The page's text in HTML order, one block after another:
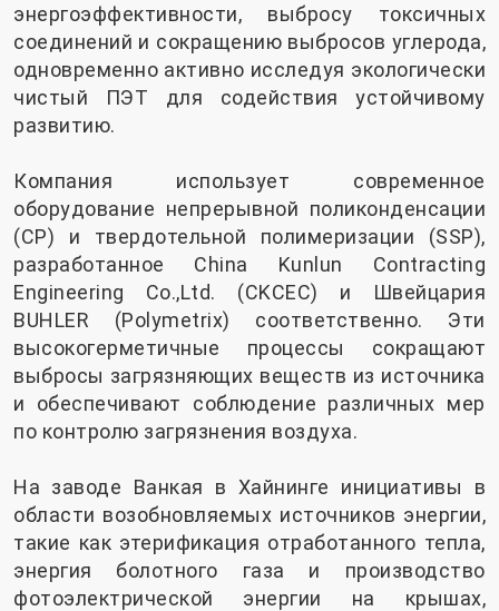
энергоэффективности, выбросу токсичных
соединений и сокращению выбросов углерода,
одновременно активно исследуя экологически
чистый ПЭТ для содействия устойчивому
развитию.
Компания использует современное
оборудование непрерывной поликонденсации
(CP) и твердотельной полимеризации (SSP),
разработанное China Kunlun Contracting
Engineering Co.,Ltd. (CKCEC) и Швейцария
BUHLER (Polymetrix) соответственно. Эти
высокогерметичные процессы сокращают
выбросы загрязняющих веществ из источника
и обеспечивают соблюдение различных мер
по контролю загрязнения воздуха.
На заводе Ванкая в Хайнинге инициативы в
области возобновляемых источников энергии,
такие как этерификация отработанного тепла,
энергия болотного газа и производство
фотоэлектрической энергии на крышах,